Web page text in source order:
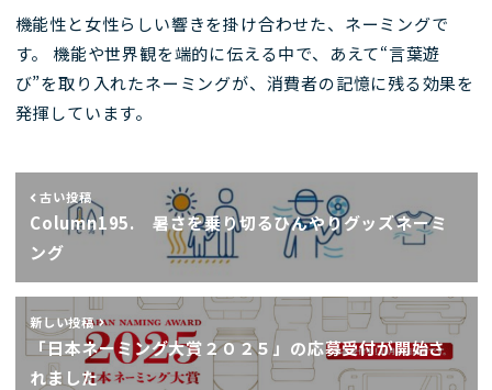
機能性と女性らしい響きを掛け合わせた、ネーミングで
す。 機能や世界観を端的に伝える中で、あえて“言葉遊
び”を取り入れたネーミングが、消費者の記憶に残る効果を
発揮しています。
古い投稿
Column195. 暑さを乗り切るひんやりグッズネーミ
ング
新しい投稿
「日本ネーミング大賞２０２５」の応募受付が開始さ
れました